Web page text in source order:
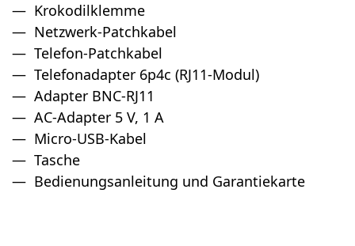
Krokodilklemme
Netzwerk-Patchkabel
Telefon-Patchkabel
Telefonadapter 6p4c (RJ11-Modul)
Adapter BNC-RJ11
AC-Adapter 5 V, 1 A
Micro-USB-Kabel
Tasche
Bedienungsanleitung und Garantiekarte